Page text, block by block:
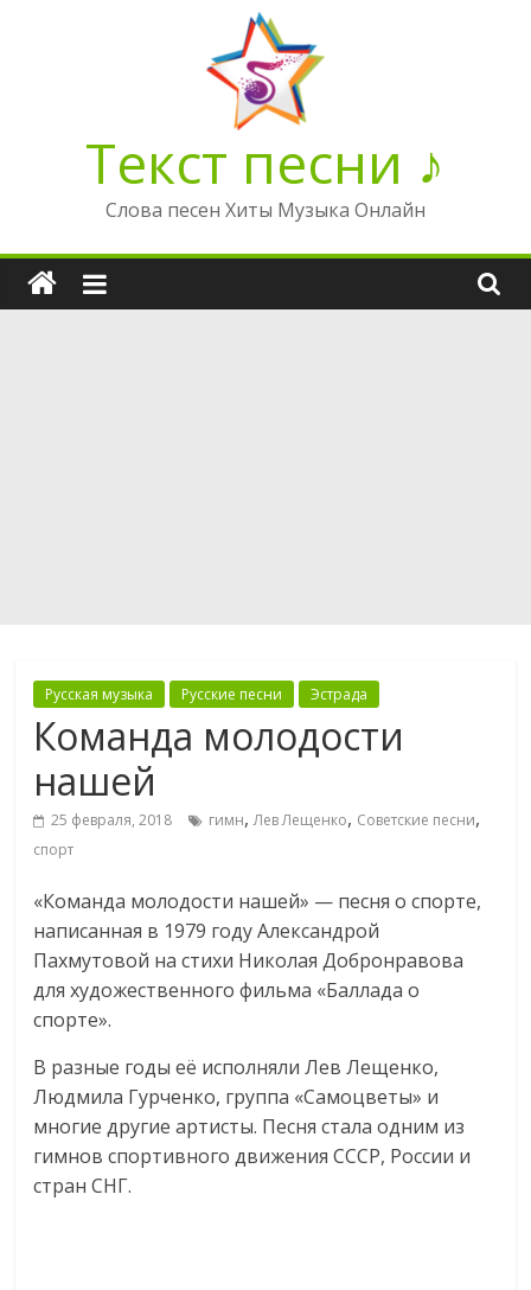
Текст песни ♪
Слова песен Хиты Музыка Онлайн
Русская музыка Русские песни Эстрада
Команда молодости
нашей
25 февраля, 2018 гимн,Лев Лещенко, Советские песни,
спорт
«Команда молодости нашей» — песня о спорте,
написанная в 1979 году Александрой
Пахмутовой на стихи Николая Добронравова
для художественного фильма «Баллада о
спорте».
В разные годы её исполняли Лев Лещенко,
Людмила Гурченко, группа «Самоцветы» и
многие другие артисты. Песня стала одним из
гимнов спортивного движения СССР, России и
стран СНГ.